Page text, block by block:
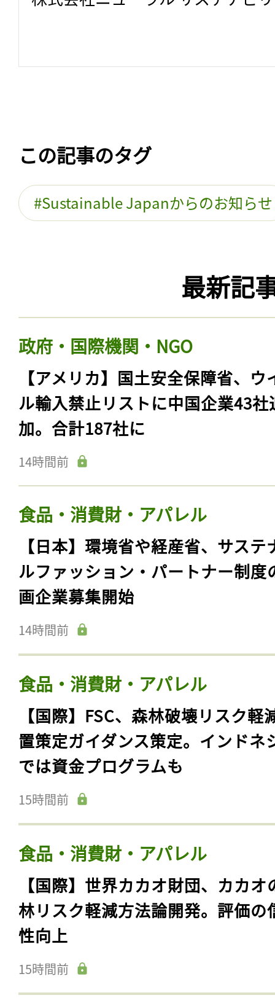
この記事のタグ
Sustainable Japanからのお知らせ
最新記
政府・国際機関・NGO
【アメリカ】国土安全保障省、ウ
ル輸入禁止リストに中国企業43社
加。合計187社に
14時間前
食品・消費財・アパレル
【日本】環境省や経産省、サステ
ルファッション・パートナー制度
画企業募集開始
14時間前
食品・消費財・アパレル
【国際】FSC、森林破壊リスク軽
置策定ガイダンス策定。インドネ
では資金プログラムも
15時間前
食品・消費財・アパレル
【国際】世界カカオ財団、カカオ
林リスク軽減方法論開発。評価の
性向上
15時間前